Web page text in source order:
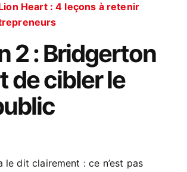
Heart : 4 leçons à retenir
2 : Bridgerton
de cibler le
le dit clairement : ce n’est pas